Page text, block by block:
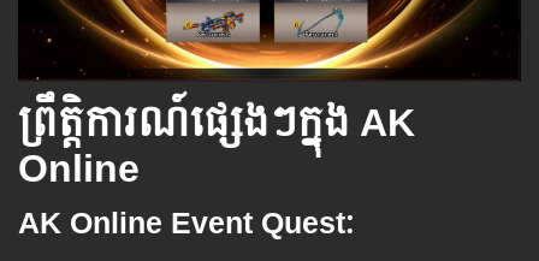
ព្រឹត្តិការណ៍ផ្សេងៗក្នុង AK
Online
AK Online Event Quest: